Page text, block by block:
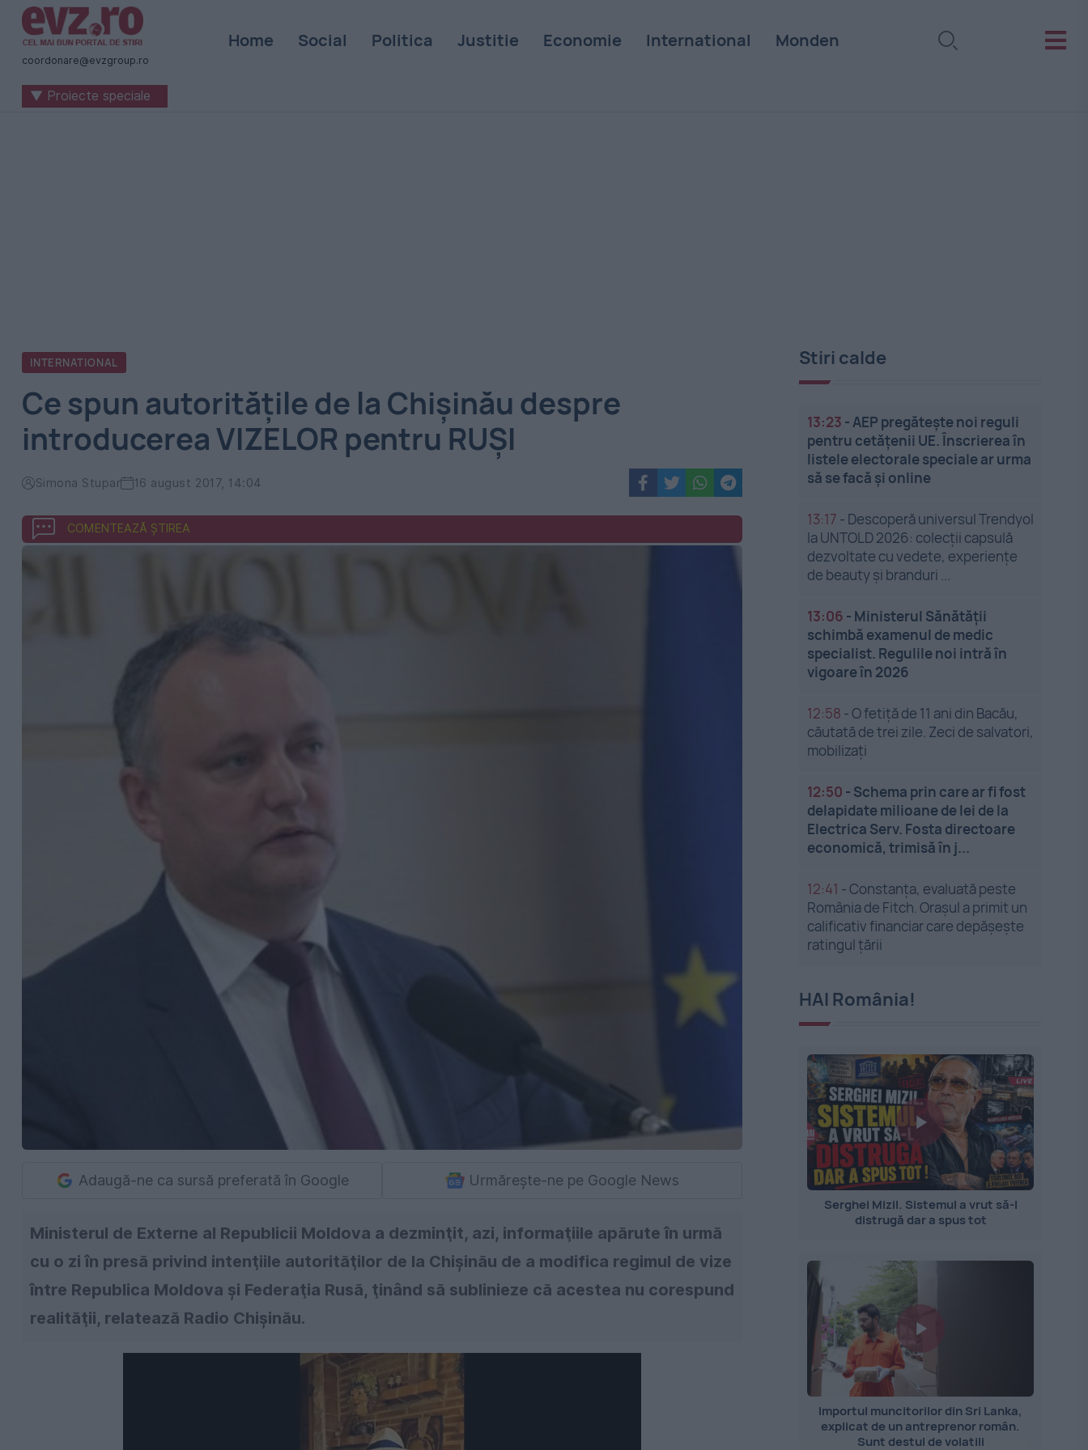
Știri
naționale
internaționale
coordonare@evzgroup.ro
Home Social Politica Justitie Economie International Monden
▼ Proiecte speciale
INTERNATIONAL
Ce spun autoritățile de la Chișinău despre
introducerea VIZELOR pentru RUȘI
Simona Stupar 16 august 2017, 14:04
COMENTEAZĂ ȘTIREA
Adaugă-ne ca sursă preferată în Google Urmărește-ne pe Google News
Ministerul de Externe al Republicii Moldova a dezminţit, azi, informaţiile apărute în urmă
cu o zi în presă privind intenţiile autorităţilor de la Chişinău de a modifica regimul de vize
între Republica Moldova şi Federaţia Rusă, ţinând să sublinieze că acestea nu corespund
realităţii, relatează Radio Chişinău.
Stiri calde
13:23 -AEP pregătește noi reguli
pentru cetățenii UE. Înscrierea în
listele electorale speciale ar urma
să se facă și online
13:17 - Descoperă universul Trendyol
la UNTOLD 2026: colecții capsulă
dezvoltate cu vedete, experiențe
de beauty și branduri ...
13:06 - Ministerul Sănătății
schimbă examenul de medic
specialist. Regulile noi intră în
vigoare în 2026
12:58 -O fetiță de 11 ani din Bacău,
căutată de trei zile. Zeci de salvatori,
mobilizați
12:50 - Schema prin care ar fi fost
delapidate milioane de lei de la
Electrica Serv. Fosta directoare
economică, trimisă în j...
12:41 -Constanța, evaluată peste
România de Fitch. Orașul a primit un
calificativ financiar care depășește
ratingul țării
HAI România!
Serghei Mizil. Sistemul a vrut să-l
distrugă dar a spus tot
Importul muncitorilor din Sri Lanka,
explicat de un antreprenor român.
Sunt destul de volatili